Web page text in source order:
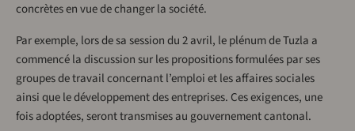
concrètes en vue de changer la société.
Par exemple, lors de sa session du 2 avril, le plénum de Tuzla a
commencé la discussion sur les propositions formulées par ses
groupes de travail concernant l’emploi et les affaires sociales
ainsi que le développement des entreprises. Ces exigences, une
fois adoptées, seront transmises au gouvernement cantonal.